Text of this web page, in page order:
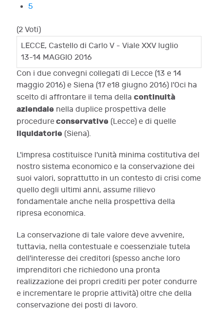
5
(2 Voti)
LECCE, Castello di Carlo V - Viale XXV luglio
13-14 MAGGIO 2016
Con i due convegni collegati di Lecce (13 e 14
maggio 2016) e Siena (17 e18 giugno 2016) l'Oci ha
scelto di affrontare il tema della continuità
aziendale nella duplice prospettiva delle
procedureconservative (Lecce) e di quelle
liquidatorie (Siena).
L'impresa costituisce l'unità minima costitutiva del
nostro sistema economico e la conservazione dei
suoi valori, soprattutto in un contesto di crisi come
quello degli ultimi anni, assume rilievo
fondamentale anche nella prospettiva della
ripresa economica.
La conservazione di tale valore deve avvenire,
tuttavia, nella contestuale e coessenziale tutela
dell'interesse dei creditori (spesso anche loro
imprenditori che richiedono una pronta
realizzazione dei propri crediti per poter condurre
e incrementare le proprie attività) oltre che della
conservazione dei posti di lavoro.